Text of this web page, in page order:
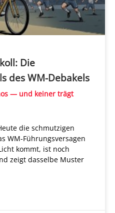
Die
des WM-Debakels
— und keiner trägt
die schmutzigen
WM-Führungsversagen
kommt, ist noch
zeigt dasselbe Muster